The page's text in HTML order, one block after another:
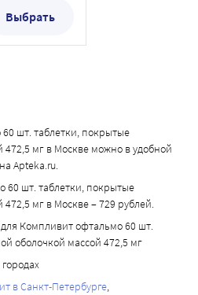
для нормального процесса
ферментативных реакциях,
карнитина и
экспрессии генов.
участвует в
восстановительных
уменьшает
стенки. Необходим для
системы защиты
сетчатка) в условиях
Выбрать
шт. таблетки, покрытые
472,5 мг в Москве можно в удобной
Apteka.ru.
60 шт. таблетки, покрытые
мг в Москве – 729 рублей.
Компливит офтальмо 60 шт.
оболочкой массой 472,5 мг
в Санкт-Петербурге